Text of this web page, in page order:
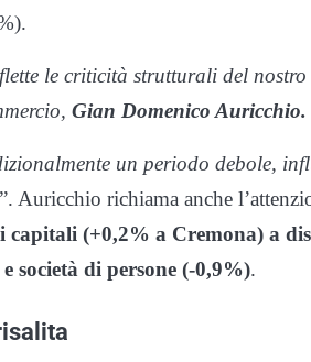
le criticità strutturali del nostro
Gian Domenico Auricchio.
un periodo debole,
”. Auricchio richiama anche
capitali (+0,2% a Cremona) a
società di persone (-0,9%).